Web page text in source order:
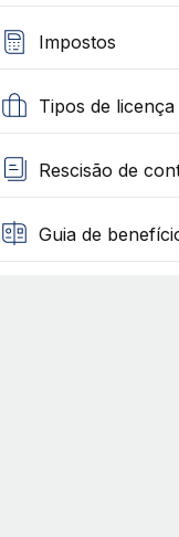
Impostos
Tipos de licença
Rescisão de
Guia de